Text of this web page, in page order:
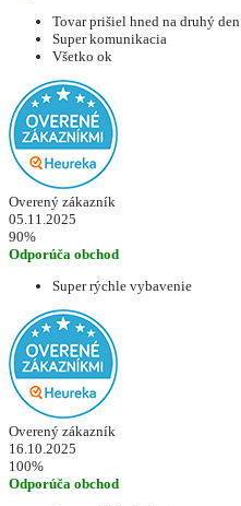
Tovar prišiel hned na druhý den
Super komunikacia
Všetko ok
Overený zákazník
05.11.2025
90%
Odporúča obchod
Super rýchle vybavenie
Overený zákazník
16.10.2025
100%
Odporúča obchod